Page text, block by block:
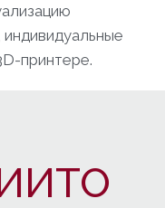
принтере.